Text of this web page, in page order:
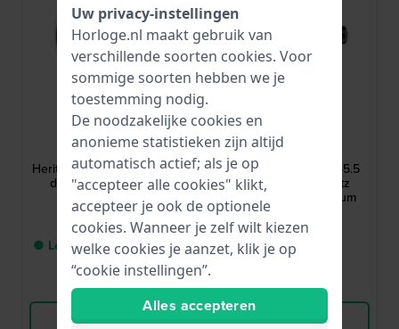
Tissot
T1244271605100
Heritage 1973 43 mm Retro
design automatische
chronograaf
2.525,-
● Levering binnen 2 tot 5
werkdagen
Vergelijk
Bekijk Product
T1256173605101
Supersport Chrono 45.5
mm Zwitserse quartz
chronograaf met datum
495,-
● Op voorraad
Vergelijk
Bekijk Product
Uw privacy-instellingen
Horloge.nl maakt gebruik van
verschillende soorten cookies. Voor
sommige soorten hebben we je
toestemming nodig.
De noodzakelijke cookies en
anonieme statistieken zijn altijd
automatisch actief; als je op
"accepteer alle cookies" klikt,
accepteer je ook de optionele
cookies. Wanneer je zelf wilt kiezen
welke cookies je aanzet, klik je op
“cookie instellingen”.
Alles accepteren